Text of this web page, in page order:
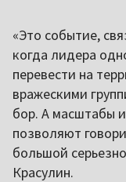
«Это событие,
когда лидера
перевести на
вражескими
бор. А масштабы
позволяют
большой
Красулин.